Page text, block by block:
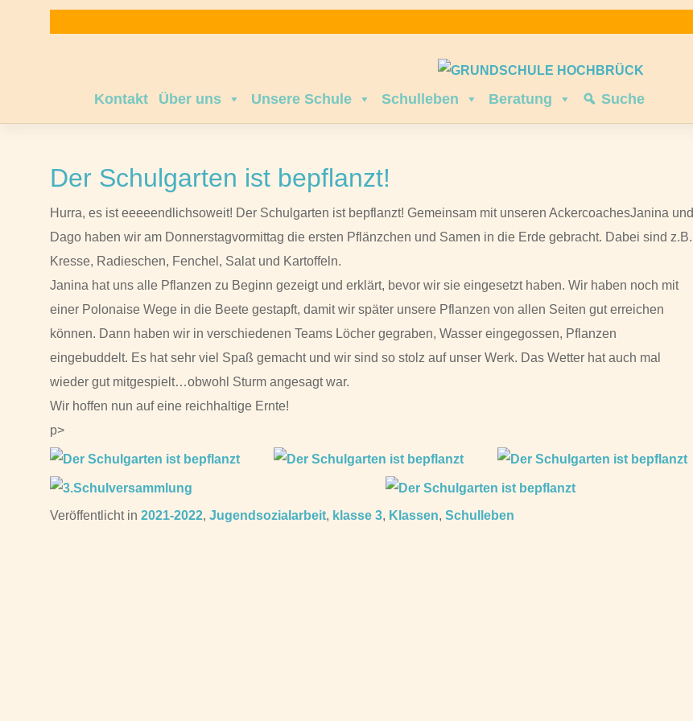
Kontakt Über uns Unsere Schule Schulleben Beratung Suche
Der Schulgarten ist bepflanzt!
Hurra, es ist eeeeendlichsoweit! Der Schulgarten ist bepflanzt! Gemeinsam mit unseren AckercoachesJanina und
Dago haben wir am Donnerstagvormittag die ersten Pflänzchen und Samen in die Erde gebracht. Dabei sind z.B.
Kresse, Radieschen, Fenchel, Salat und Kartoffeln.
Janina hat uns alle Pflanzen zu Beginn gezeigt und erklärt, bevor wir sie eingesetzt haben. Wir haben noch mit
einer Polonaise Wege in die Beete gestapft, damit wir später unsere Pflanzen von allen Seiten gut erreichen
können. Dann haben wir in verschiedenen Teams Löcher gegraben, Wasser eingegossen, Pflanzen
eingebuddelt. Es hat sehr viel Spaß gemacht und wir sind so stolz auf unser Werk. Das Wetter hat auch mal
wieder gut mitgespielt…obwohl Sturm angesagt war.
Wir hoffen nun auf eine reichhaltige Ernte!
p>
Veröffentlicht in 2021-2022, Jugendsozialarbeit, klasse 3, Klassen, Schulleben